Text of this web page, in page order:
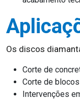
Os discos
Corte de
Corte de
Intervenções